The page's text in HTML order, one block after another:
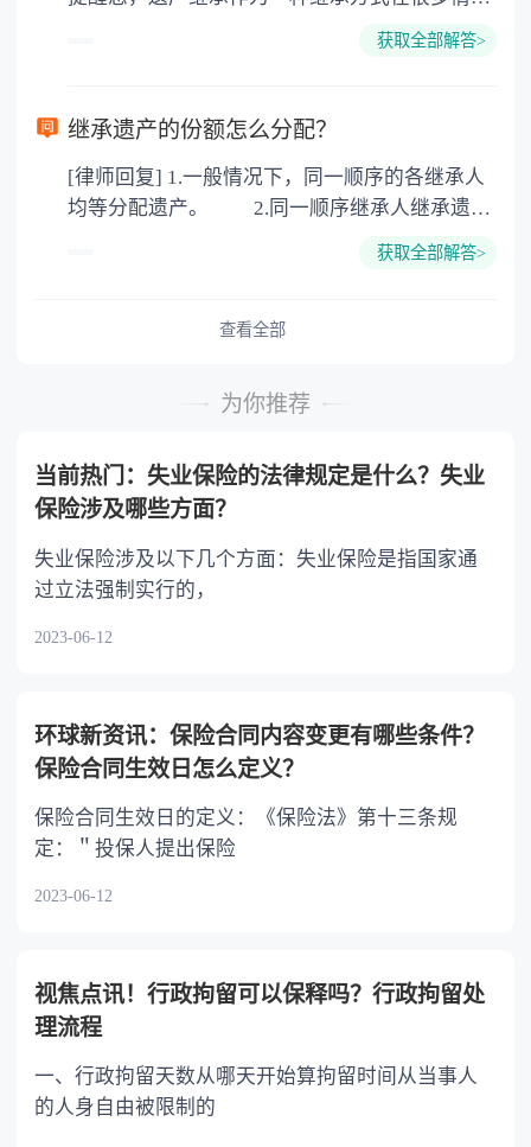
下都是不需要公证的，当然，如果需要公正的也
以防对财产继承发生纠纷，可以对遗产继承进行
公证。
获取全部解答>
继承遗产的份额怎么分配？
[律师回复] 1.一般情况下，同一顺序的各继承人
均等分配遗产。 2.同一顺序继承人继承遗产
或者与被继承人共同生活的继承人，分配遗产
的继承人，不尽扶养义务的，分配遗产时，应当
获取全部解答>
查看全部
为你推荐
当前热门：失业保险的法律规定是什么？失业
保险涉及哪些方面？
失业保险涉及以下几个方面：失业保险是指国家通
过立法强制实行的，
2023-06-12
环球新资讯：保险合同内容变更有哪些条件？
保险合同生效日怎么定义？
保险合同生效日的定义：《保险法》第十三条规
定：＂投保人提出保险
2023-06-12
视焦点讯！行政拘留可以保释吗？行政拘留处
理流程
一、行政拘留天数从哪天开始算拘留时间从当事人
的人身自由被限制的